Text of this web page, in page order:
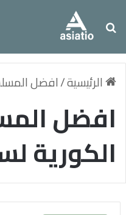
بحث عن
الرئيسية/افضل
افضل
الكورية لسنة